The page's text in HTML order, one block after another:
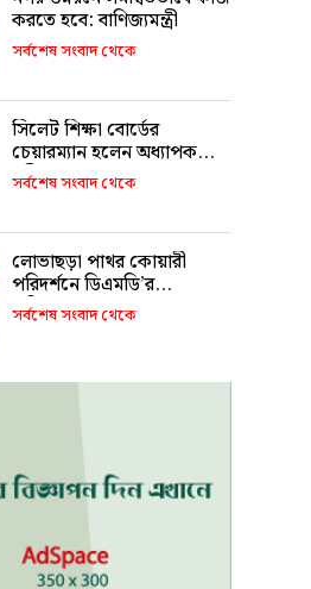
করতে হবে: বাণিজ্যমন্ত্রী
সর্বশেষ সংবাদ থেকে
সিলেট শিক্ষা বোর্ডের
চেয়ারম্যান হলেন অধ্যাপক
শহীদুল আলম
সর্বশেষ সংবাদ থেকে
লোভাছড়া পাথর কোয়ারী
পরিদর্শনে ডিএমডি’র
পরিচালক!
সর্বশেষ সংবাদ থেকে